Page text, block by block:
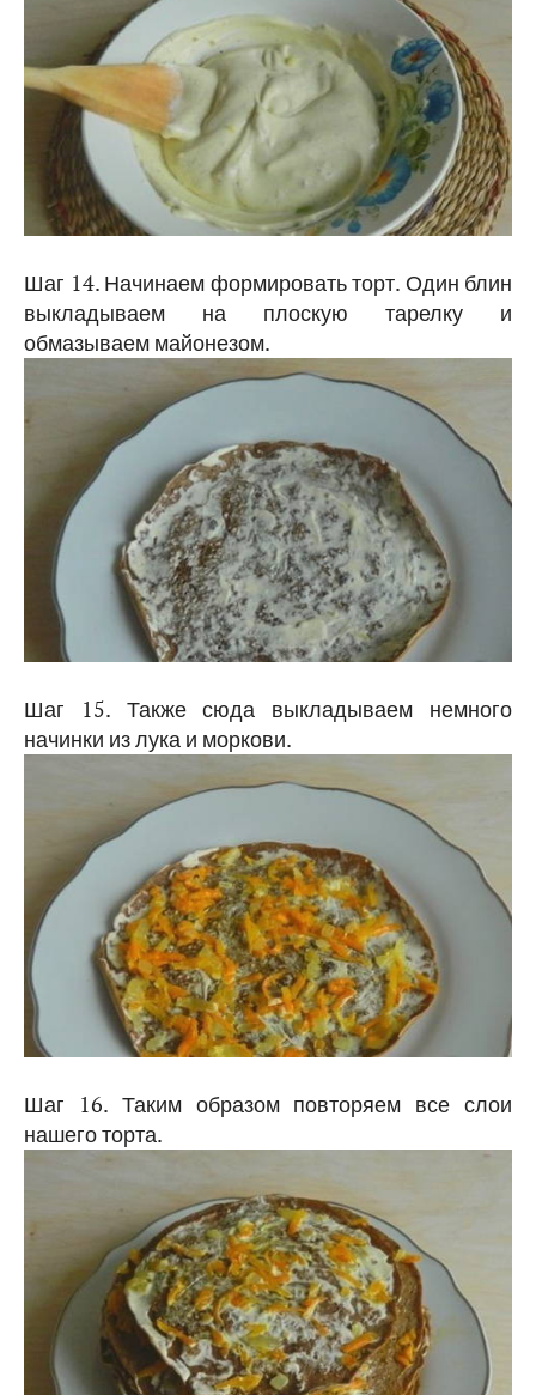
Шаг 14. Начинаем формировать торт. Один блин
выкладываем на плоскую тарелку и
обмазываем майонезом.
Шаг 15. Также сюда выкладываем немного
начинки из лука и моркови.
Шаг 16. Таким образом повторяем все слои
нашего торта.